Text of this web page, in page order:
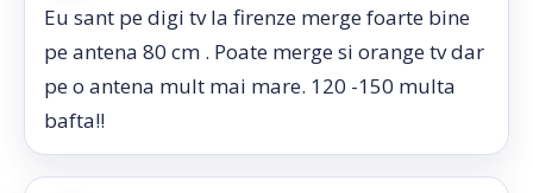
Eu sant pe digi tv la firenze merge foarte bine
pe antena 80 cm . Poate merge si orange tv dar
pe o antena mult mai mare. 120 -150 multa
bafta!!